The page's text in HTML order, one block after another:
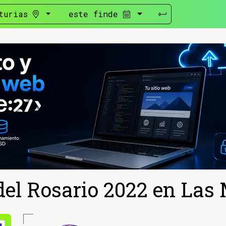
este finde
Rosario 2022 en Las